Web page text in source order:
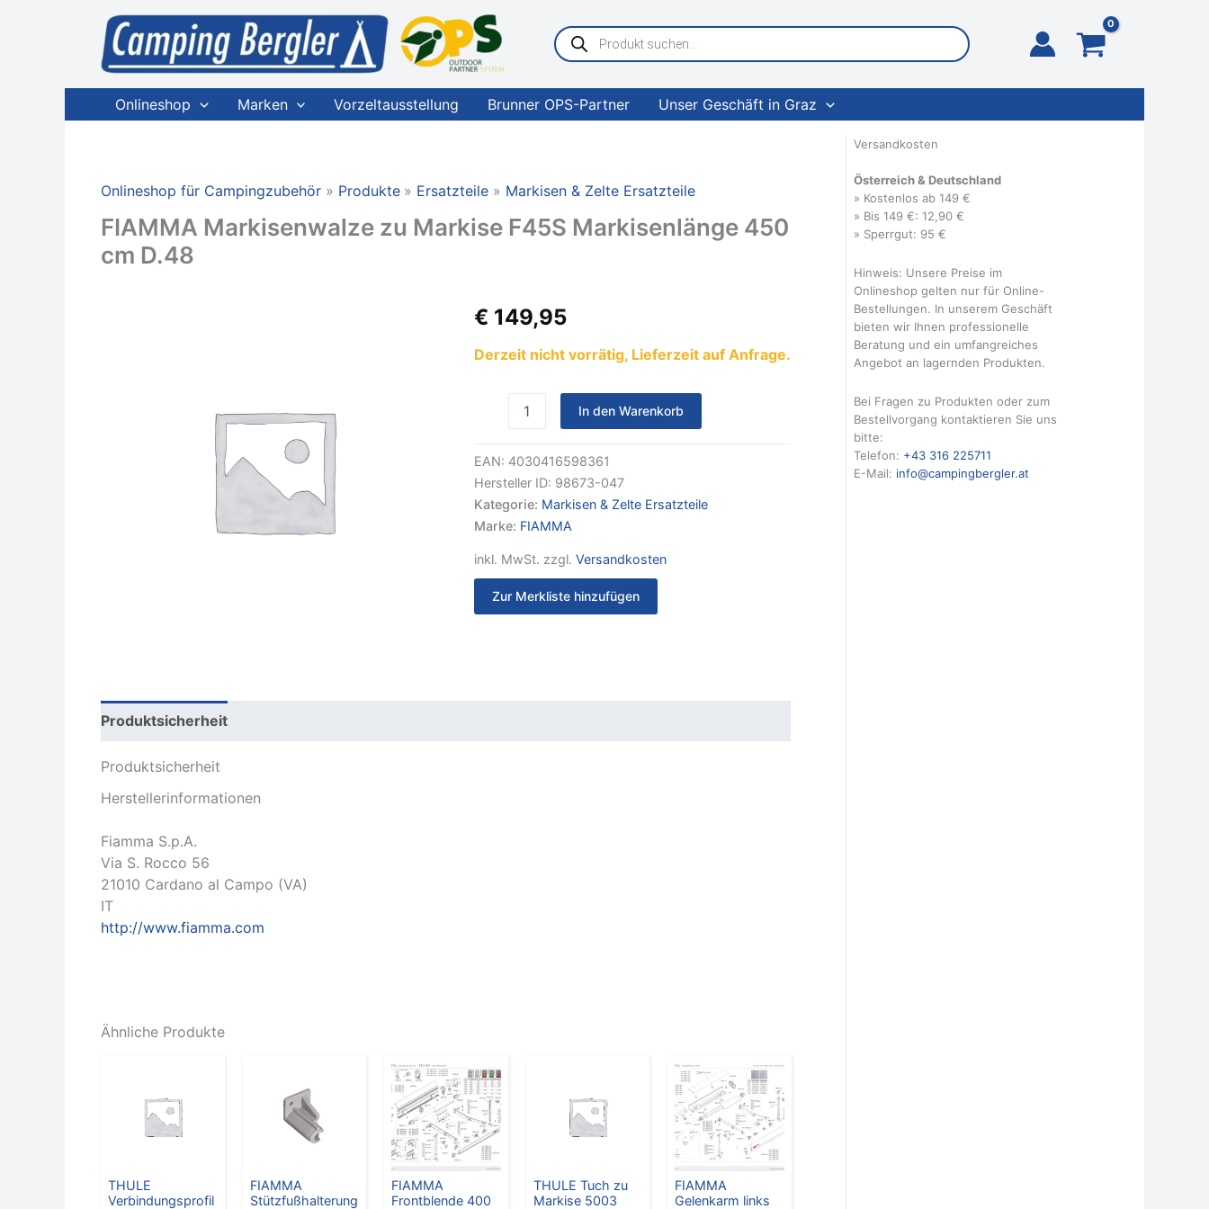
Products
search
Onlineshop Marken Vorzeltausstellung Brunner OPS-Partner Unser Geschäft in Graz
Onlineshop für Campingzubehör Produkte Ersatzteile Markisen & Zelte Ersatzteile
FIAMMA Markisenwalze zu Markise F45S Markisenlänge 450
cm D.48
€ 149,95
Derzeit nicht vorrätig, Lieferzeit auf Anfrage.
FIAMMA
Markisenwalze
Markise
Menge
In den Warenkorb
EAN: 4030416598361
Hersteller ID: 98673-047
Kategorie: Markisen & Zelte Ersatzteile
Marke: FIAMMA
inkl. MwSt. zzgl. Versandkosten
Zur Merkliste hinzufügen
Produktsicherheit
Produktsicherheit
Herstellerinformationen
Fiamma S.p.A.
Via S. Rocco 56
21010 Cardano al Campo (VA)
IT
http://www.fiamma.com
Ähnliche Produkte
THULE
Verbindungsprofil
FIAMMA
Stützfußhalterung
FIAMMA
Frontblende 400
THULE Tuch zu
Markise 5003
FIAMMA
Gelenkarm links
Versandkosten
Österreich & Deutschland
» Kostenlos ab 149 €
» Bis 149 €: 12,90 €
» Sperrgut: 95 €
Hinweis: Unsere Preise im
Onlineshop gelten nur für Online-
Bestellungen. In unserem Geschäft
bieten wir Ihnen professionelle
Beratung und ein umfangreiches
Angebot an lagernden Produkten.
Bei Fragen zu Produkten oder zum
Bestellvorgang kontaktieren Sie uns
bitte:
Telefon: +43 316 225711
E-Mail: info@campingbergler.at